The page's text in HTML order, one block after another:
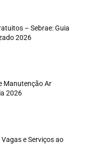
– Sebrae: Guia
2026
Manutenção Ar
2026
e Serviços ao